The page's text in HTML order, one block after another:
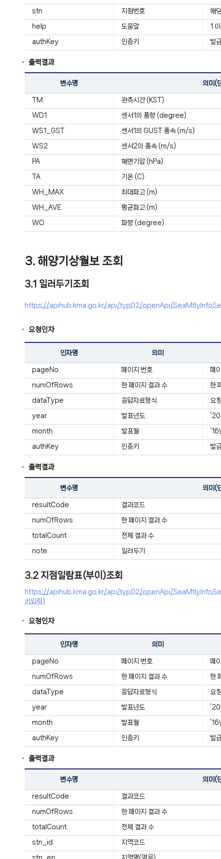
stn 지점번호 해
help 도움말 1
authKey 인증키 발
출력결과
변수명 의미(
TM 관측시간 (KST)
WD1 센서1의 풍향 (degree)
WS1_GST 센서1의 GUST 풍속 (m/s)
WS2 센서2의 풍속 (m/s)
PA 해면기압 (hPa)
TA 기온 (C)
WH_MAX 최대파고 (m)
WH_AVE 평균파고 (m)
WO 파향 (degree)
3. 해양기상월보 조회
3.1 일러두기조회
https://apihub.kma.go.kr/api/typ02/openApi/
요청인자
인자명 의미
pageNo 페이지 번호 페
numOfRows 한 페이지 결과 수 한
dataType 응답자료형식 요
year 발표년도
month 발표월 ‘16
authKey 인증키 발
출력결과
변수명 의미(
resultCode 결과코드
numOfRows 한 페이지 결과 수
totalCount 전체 결과 수
note 일러두기
3.2 지점일람표(부이)조회
https://apihub.kma.go.kr/api/typ02/openApi/
키입력}
요청인자
인자명 의미
pageNo 페이지 번호 페
numOfRows 한 페이지 결과 수 한
dataType 응답자료형식 요
year 발표년도
month 발표월 ‘16
authKey 인증키 발
출력결과
변수명 의미(
resultCode 결과코드
numOfRows 한 페이지 결과 수
totalCount 전체 결과 수
stn_id 지역코드
stn_en 지역명(영문)